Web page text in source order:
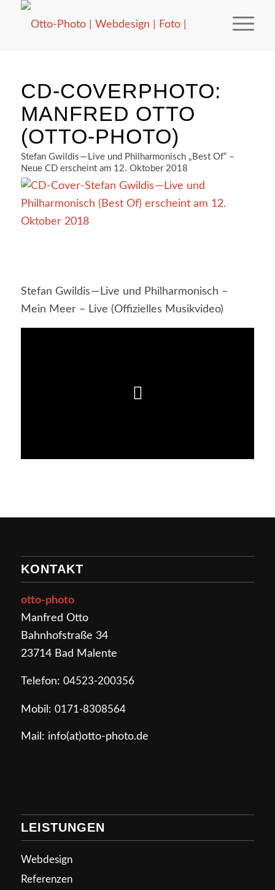
CD-COVERPHOTO:
MANFRED OTTO
(OTTO-PHOTO)
Stefan Gwildis — Live und Philharmonisch „Best Of“ –
Neue CD erscheint am 12. Oktober 2018
Stefan Gwildis — Live und Philharmonisch –
Mein Meer – Live (Offizielles Musikvideo)
KONTAKT
otto-photo
Manfred Otto
Bahnhofstraße 34
23714 Bad Malente
Telefon: 04523-200356
Mobil: 0171-8308564
Mail: info(at)otto-photo.de
LEISTUNGEN
Webdesign
Referenzen